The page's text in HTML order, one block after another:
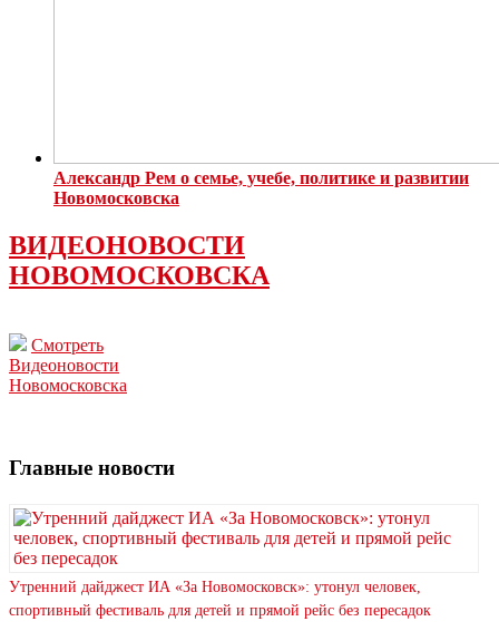
Александр Рем о семье, учебе, политике и развитии
Новомосковска
ВИДЕОНОВОСТИ
НОВОМОСКОВСКА
Смотреть
Видеоновости
Новомосковска
Главные новости
Утренний дайджест ИА «За Новомосковск»: утонул человек,
спортивный фестиваль для детей и прямой рейс без пересадок